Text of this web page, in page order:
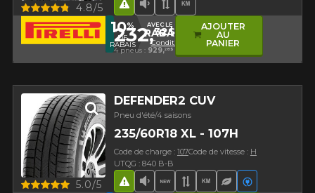
Faible niveau sonore
Bande de roulement
Haut kilométrage
Hasard routier
Aperçu 4.8/5
10%
DE
RABAIS
AVEC LE CODE
RABAIS10
Conditions
232,32$
4 pneus : 929,28$
AJOUTER
AU
PANIER
DEFENDER2 CUV
Pneu d'été/4 saisons
235/60R18 XL - 107H
Code de charge : 107Code de vitesse : H
UTQG : 840 B-B
Faible niveau sonore
Nouveau produit
Bande de roulement
Haut kilométrage
Pneu
Hasard routier Véhicules
Aperçu 5.0/5